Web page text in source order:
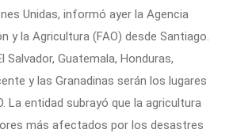
Unidas, informó ayer la Agencia
y la Agricultura (FAO) desde Santiago.
Salvador, Guatemala, Honduras,
y las Granadinas serán los lugares
La entidad subrayó que la agricultura
más afectados por los desastres